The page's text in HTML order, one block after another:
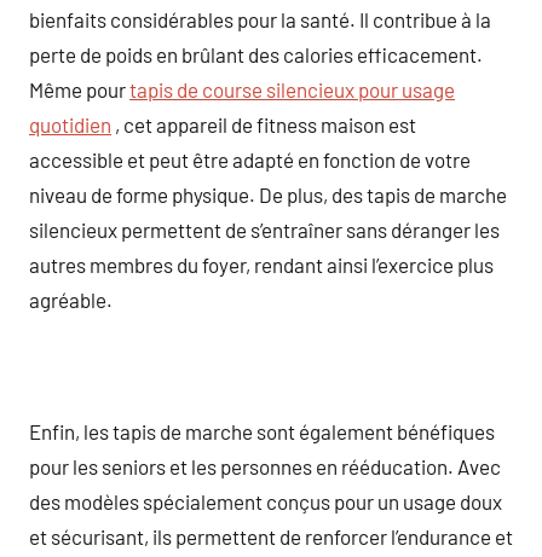
bienfaits considérables pour la santé. Il contribue à la
perte de poids en brûlant des calories efficacement.
Même pourtapis de course silencieux pour usage
quotidien , cet appareil de fitness maison est
accessible et peut être adapté en fonction de votre
niveau de forme physique. De plus, des tapis de marche
silencieux permettent de s’entraîner sans déranger les
autres membres du foyer, rendant ainsi l’exercice plus
agréable.
Enfin, les tapis de marche sont également bénéfiques
pour les seniors et les personnes en rééducation. Avec
des modèles spécialement conçus pour un usage doux
et sécurisant, ils permettent de renforcer l’endurance et